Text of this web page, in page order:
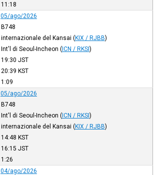
11:18
05/ago/2026
B748
internazionale del Kansai (KIX / RJBB)
Int'l di Seoul-Incheon (ICN / RKSI)
19:30 JST
20:39 KST
1:09
05/ago/2026
B748
Int'l di Seoul-Incheon (ICN / RKSI)
internazionale del Kansai (KIX / RJBB)
14:48 KST
16:15 JST
1:26
04/ago/2026